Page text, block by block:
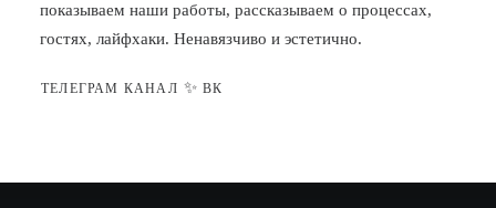
показываем наши работы, рассказываем о процессах,
гостях, лайфхаки. Ненавязчиво и эстетично.
ТЕЛЕГРАМ КАНАЛ ✨ ВК